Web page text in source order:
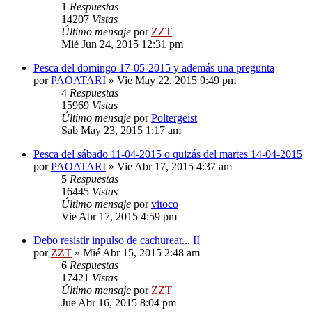
1 Respuestas
14207 Vistas
Último mensaje por ZZT
Mié Jun 24, 2015 12:31 pm
Pesca del domingo 17-05-2015 y además una pregunta
porPAOATARI » Vie May 22, 2015 9:49 pm
4 Respuestas
15969 Vistas
Último mensaje porPoltergeist
Sab May 23, 2015 1:17 am
Pesca del sábado 11-04-2015 o quizás del martes 14-04-2015
porPAOATARI » Vie Abr 17, 2015 4:37 am
5 Respuestas
16445 Vistas
Último mensaje porvitoco
Vie Abr 17, 2015 4:59 pm
Debo resistir inpulso de cachurear... II
por ZZT » Mié Abr 15, 2015 2:48 am
6 Respuestas
17421 Vistas
Último mensaje por ZZT
Jue Abr 16, 2015 8:04 pm